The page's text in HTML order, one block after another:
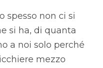
spesso non ci si
si ha, di quanta
a noi solo perché
mezzo